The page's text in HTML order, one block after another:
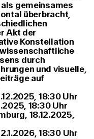
gemeinsames
überbracht,
Akt der
Konstellation
durch
und visuelle,
auf
18:30 Uhr
18:30 Uhr
18.12.2025,
18:30 Uhr